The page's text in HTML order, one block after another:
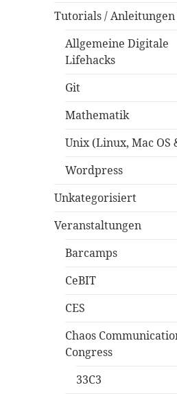
Tutorials / Anleitungen
Allgemeine Digitale
Lifehacks
Git
Mathematik
Unix (Linux, Mac OS
Wordpress
Unkategorisiert
Veranstaltungen
Barcamps
CeBIT
CES
Chaos
Congress
33C3